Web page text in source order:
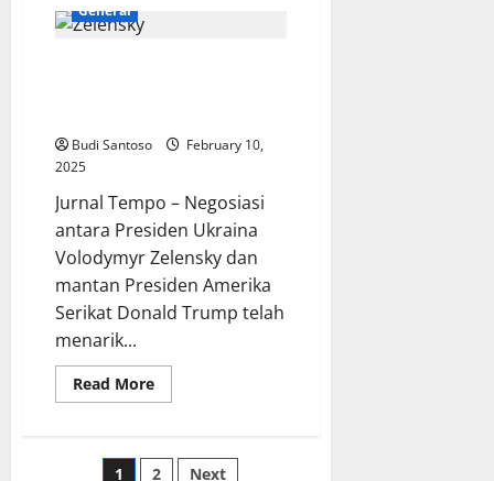
General
Budi Santoso
February 10,
2025
Jurnal Tempo – Negosiasi
antara Presiden Ukraina
Volodymyr Zelensky dan
mantan Presiden Amerika
Serikat Donald Trump telah
menarik...
Read MoreRead
more
Trump
Negosiasi
1 2 Next